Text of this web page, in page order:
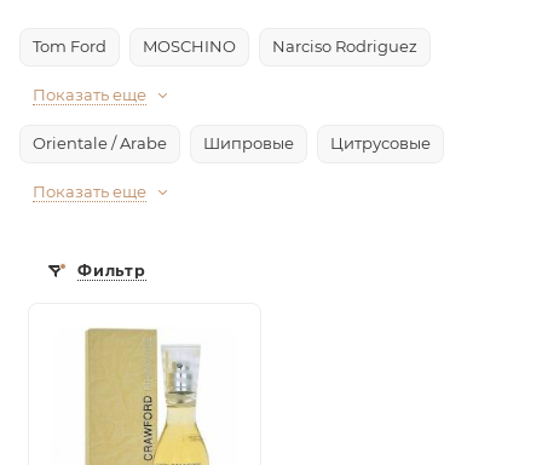
Tom Ford MOSCHINO Narciso Rodriguez
Показать еще
Orientale / Arabe Шипровые Цитрусовые
Показать еще
Фильтр